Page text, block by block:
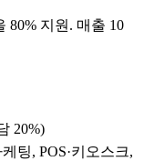
80% 지원. 매출 10
20%)
팅, POS·키오스크,